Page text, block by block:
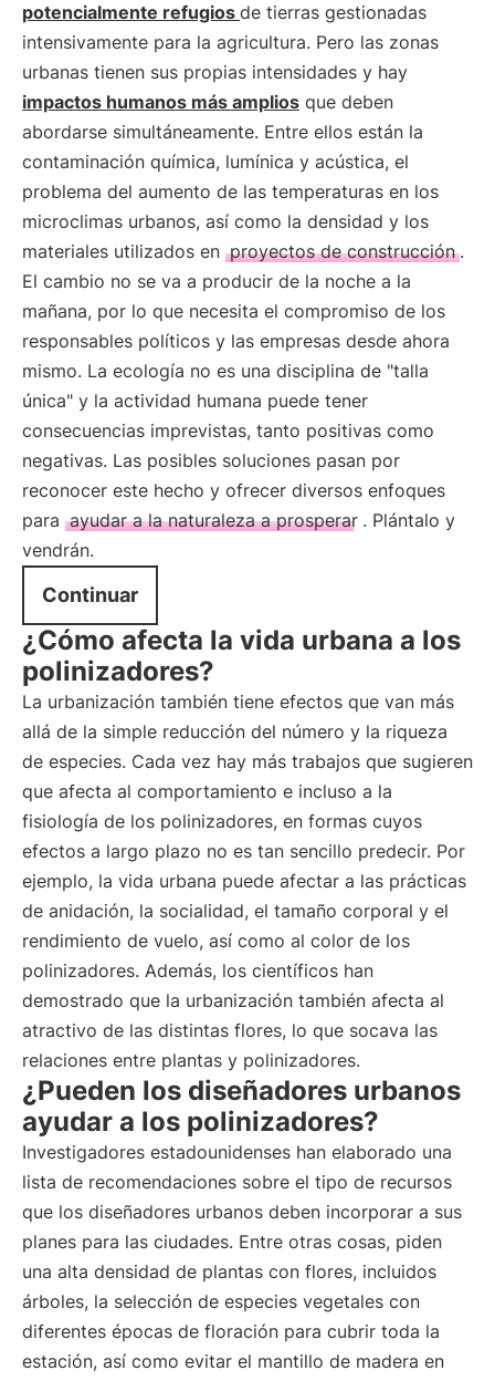
potencialmente refugios de tierras gestionadas
intensivamente para la agricultura. Pero las zonas
urbanas tienen sus propias intensidades y hay
impactos humanos más amplios que deben
abordarse simultáneamente. Entre ellos están la
contaminación química, lumínica y acústica, el
problema del aumento de las temperaturas en los
microclimas urbanos, así como la densidad y los
materiales utilizados en proyectos de construcción .
El cambio no se va a producir de la noche a la
mañana, por lo que necesita el compromiso de los
responsables políticos y las empresas desde ahora
mismo. La ecología no es una disciplina de "talla
única" y la actividad humana puede tener
consecuencias imprevistas, tanto positivas como
negativas. Las posibles soluciones pasan por
reconocer este hecho y ofrecer diversos enfoques
para ayudar a la naturaleza a prosperar . Plántalo y
vendrán.
Continuar
¿Cómo afecta la vida urbana a los
polinizadores?
La urbanización también tiene efectos que van más
allá de la simple reducción del número y la riqueza
de especies. Cada vez hay más trabajos que sugieren
que afecta al comportamiento e incluso a la
fisiología de los polinizadores, en formas cuyos
efectos a largo plazo no es tan sencillo predecir. Por
ejemplo, la vida urbana puede afectar a las prácticas
de anidación, la socialidad, el tamaño corporal y el
rendimiento de vuelo, así como al color de los
polinizadores. Además, los científicos han
demostrado que la urbanización también afecta al
atractivo de las distintas flores, lo que socava las
relaciones entre plantas y polinizadores.
¿Pueden los diseñadores urbanos
ayudar a los polinizadores?
Investigadores estadounidenses han elaborado una
lista de recomendaciones sobre el tipo de recursos
que los diseñadores urbanos deben incorporar a sus
planes para las ciudades. Entre otras cosas, piden
una alta densidad de plantas con flores, incluidos
árboles, la selección de especies vegetales con
diferentes épocas de floración para cubrir toda la
estación, así como evitar el mantillo de madera en